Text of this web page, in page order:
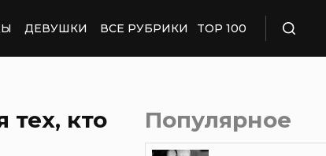
ДЕВУШКИ ВСЕ РУБРИКИ TOP 100
кто
Популярное